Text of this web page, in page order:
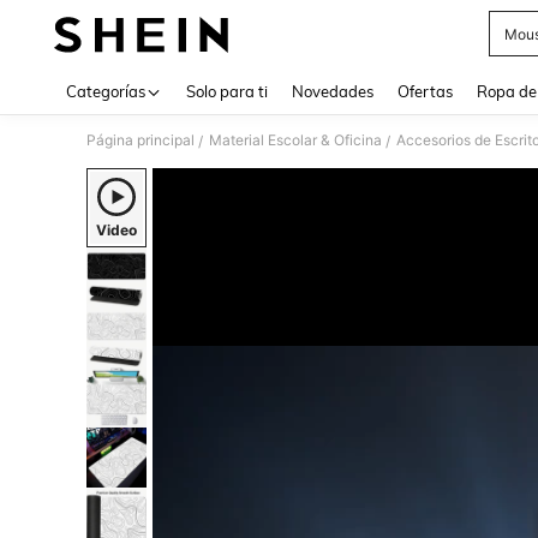
Categorías Solo para ti Novedades Ofertas Ropa
Página principal / Material Escolar & Oficina / Accesorios de
Video